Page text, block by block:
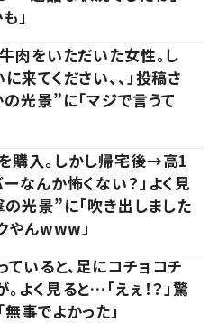
」
肉をいただいた女性。し
来てください、、」投稿さ
光景”に「マジで言うて
購入。しかし帰宅後→高1
なんか怖くない？」よく見
光景”に「吹き出しました
やんwww」
ていると、足にコチョコチ
よく見ると…「えぇ！？」驚
事でよかった」